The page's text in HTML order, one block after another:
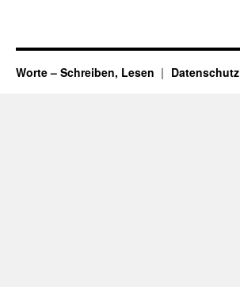
Worte – Schreiben, Lesen Datenschutz